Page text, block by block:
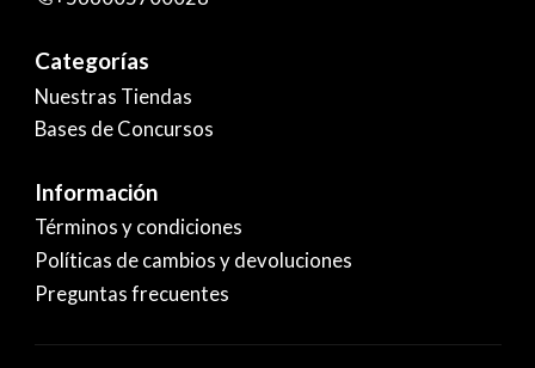
Categorías
Nuestras Tiendas
Bases de Concursos
Información
Términos y condiciones
Políticas de cambios y devoluciones
Preguntas frecuentes